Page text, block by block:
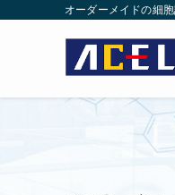
オーダーメイドの細